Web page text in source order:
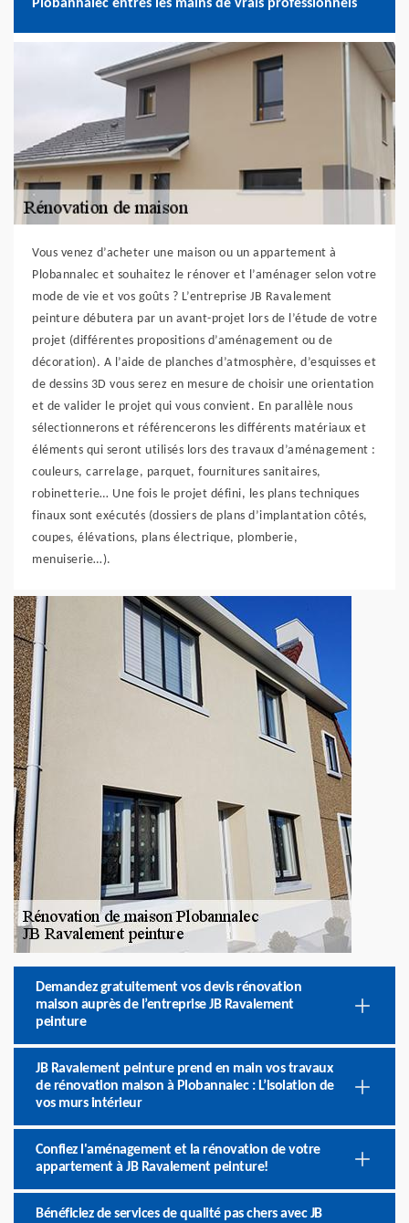
Plobannalec entres les mains de vrais professionnels
Vous venez d’acheter une maison ou un appartement à
Plobannalec et souhaitez le rénover et l’aménager selon votre
mode de vie et vos goûts ? L’entreprise JB Ravalement
peinture débutera par un avant-projet lors de l’étude de votre
projet (différentes propositions d’aménagement ou de
décoration). A l’aide de planches d’atmosphère, d’esquisses et
de dessins 3D vous serez en mesure de choisir une orientation
et de valider le projet qui vous convient. En parallèle nous
sélectionnerons et référencerons les différents matériaux et
éléments qui seront utilisés lors des travaux d’aménagement :
couleurs, carrelage, parquet, fournitures sanitaires,
robinetterie… Une fois le projet défini, les plans techniques
finaux sont exécutés (dossiers de plans d’implantation côtés,
coupes, élévations, plans électrique, plomberie,
menuiserie…).
Demandez gratuitement vos devis rénovation
maison auprès de l’entreprise JB Ravalement
peinture
JB Ravalement peinture prend en main vos travaux
de rénovation maison à Plobannalec : L’isolation de
vos murs intérieur
Confiez l'aménagement et la rénovation de votre
appartement à JB Ravalement peinture!
Bénéficiez de services de qualité pas chers avec JB